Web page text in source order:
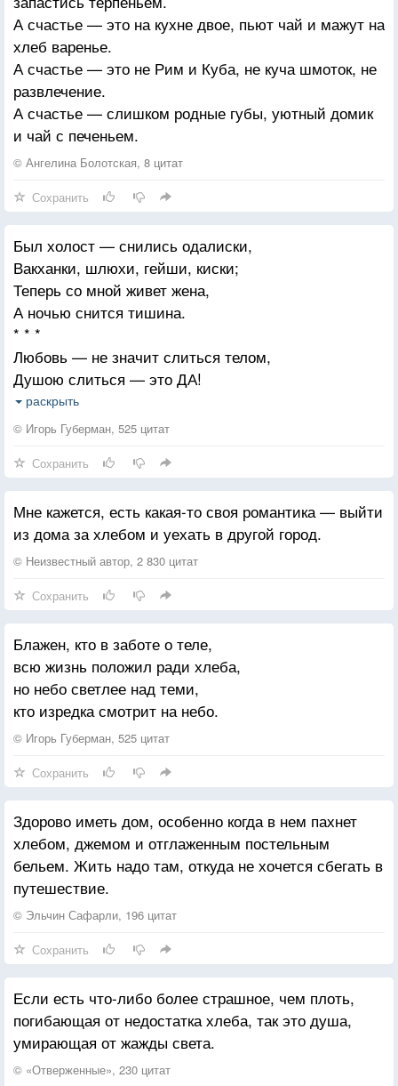
Границы и рамки придумали сами…
Есть булка и банка с вишнёвым вареньем?
Так будьте счастливыми, до одуренья!
Ибо лишь рука жизни может принять ваши сердца.
Стойте вместе, но не слишком близко друг к другу,
Ибо колонны храма стоят порознь, и дуб и кипарис
не растут один в тени другого.
А счастье — это на кухне двое, пьют чай и мажут на
хлеб варенье.
А счастье — это не Рим и Куба, не куча шмоток, не
развлечение.
А счастье — слишком родные губы, уютный домик
и чай с печеньем.
© Ангелина Болотская, 8 цитат
Сохранить
Был холост — снились одалиски,
Вакханки, шлюхи, гейши, киски;
Теперь со мной живет жена,
А ночью снится тишина.
* * *
Любовь — не значит слиться телом,
Душою слиться — это ДА!
Но между делом, слиться телом
Не помешает НИКОГДА.
Мы делим время и наличность,
Мы делим водку, хлеб, ночлег,
Но чем отчётливее личность,
Тем одиночек человек.
раскрыть
© Игорь Губерман, 525 цитат
Сохранить
Мне кажется, есть какая-то своя романтика — выйти
из дома за хлебом и уехать в другой город.
© Неизвестный автор, 2 830 цитат
Сохранить
Блажен, кто в заботе о теле,
всю жизнь положил ради хлеба,
но небо светлее над теми,
кто изредка смотрит на небо.
© Игорь Губерман, 525 цитат
Сохранить
Здорово иметь дом, особенно когда в нем пахнет
хлебом, джемом и отглаженным постельным
бельем. Жить надо там, откуда не хочется сбегать в
путешествие.
© Эльчин Сафарли, 196 цитат
Сохранить
Если есть что-либо более страшное, чем плоть,
погибающая от недостатка хлеба, так это душа,
умирающая от жажды света.
© «Отверженные», 230 цитат